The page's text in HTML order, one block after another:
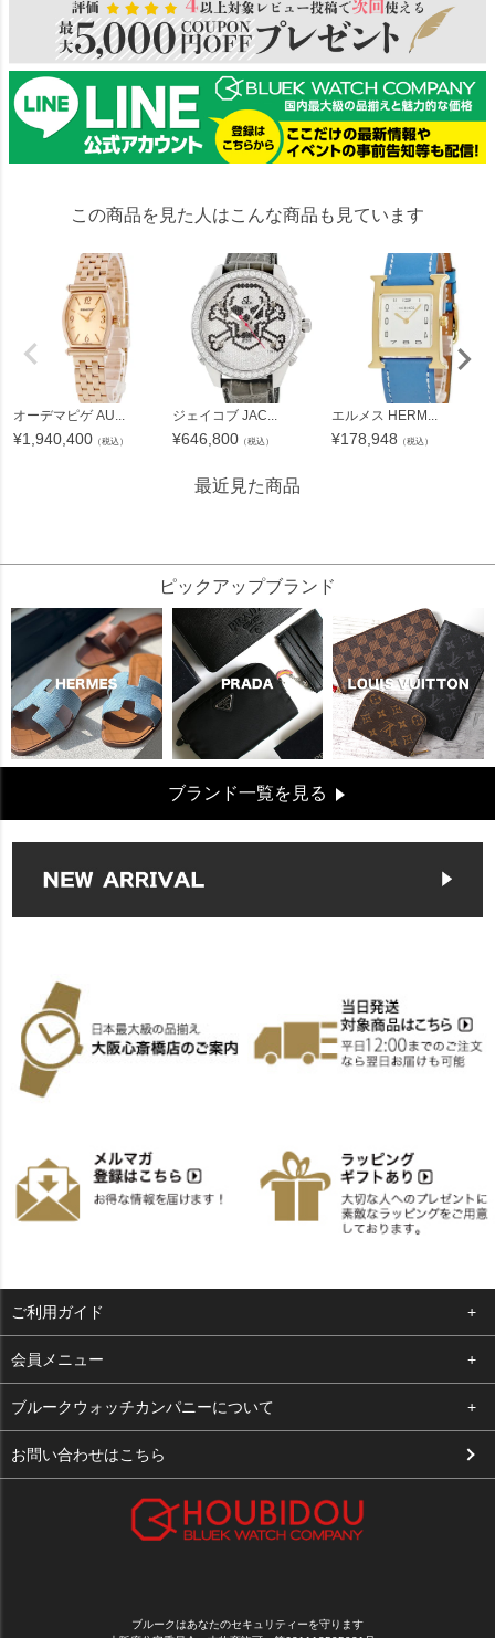
この商品を見た人はこんな商品も見ています
オーデマピゲ AU...
¥1,940,400 （税込）
ジェイコブ JAC...
¥646,800 （税込）
エルメス HERM...
¥178,948 （税込）
最近見た商品
ピックアップブランド
ブランド一覧を見る
ご利用ガイド
よくある質問
支払い・送料
お客様の声
会員メニュー
ログイン
お気に入り
ブルークウォッチカンパニーについて
会社概要
お問い合わせはこちら
ブルークはあなたのセキュリティーを守ります